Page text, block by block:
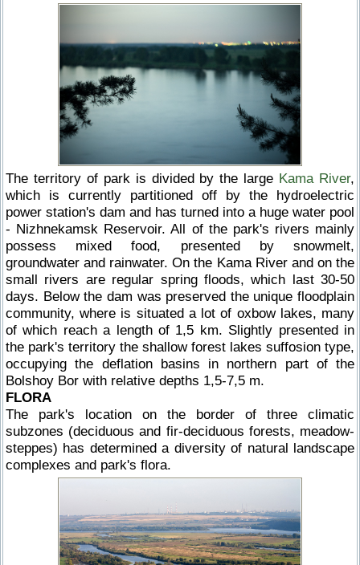
The territory of park is divided by the large Kama River,
which is currently partitioned off by the hydroelectric
power station's dam and has turned into a huge water pool
- Nizhnekamsk Reservoir. All of the park's rivers mainly
possess mixed food, presented by snowmelt,
groundwater and rainwater. On the Kama River and on the
small rivers are regular spring floods, which last 30-50
days. Below the dam was preserved the unique floodplain
community, where is situated a lot of oxbow lakes, many
of which reach a length of 1,5 km. Slightly presented in
the park's territory the shallow forest lakes suffosion type,
occupying the deflation basins in northern part of the
Bolshoy Bor with relative depths 1,5-7,5 m.
FLORA
The park's location on the border of three climatic
subzones (deciduous and fir-deciduous forests, meadow-
steppes) has determined a diversity of natural landscape
complexes and park's flora.